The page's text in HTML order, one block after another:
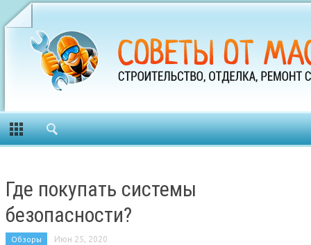
Где покупать системы
безопасности?
Обзоры Июн 25, 2020